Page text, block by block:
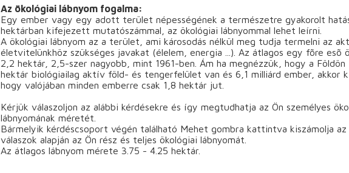
Az ökológiai lábnyom fogalma:
Egy ember vagy egy adott terület népességének a természetre gyakorolt
hektárban kifejezett mutatószámmal, az ökológiai lábnyommal lehet leírni.
A ökológiai lábnyom az a terület, ami károsodás nélkül meg tudja termelni az
életvitelünkhöz szükséges javakat (élelem, energia ...). Az átlagos egy fõre esõ
2,2 hektár, 2,5-szer nagyobb, mint 1961-ben. Ám ha megnézzük, hogy a Földön
hektár biológiailag aktív föld- és tengerfelület van és 6,1 milliárd ember, akkor
hogy valójában minden emberre csak 1,8 hektár jut.
Kérjük válaszoljon az alábbi kérdésekre és így megtudhatja az Ön személyes
lábnyomának méretét.
Bármelyik kérdéscsoport végén található Mehet gombra kattintva kiszámolja
válaszok alapján az Ön rész és teljes ökológiai lábnyomát.
Az átlagos lábnyom mérete 3.75 - 4.25 hektár.